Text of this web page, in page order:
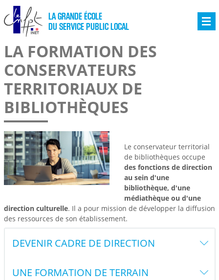
LA GRANDE ÉCOLE
DU SERVICE PUBLIC LOCAL
LA FORMATION DES
CONSERVATEURS
TERRITORIAUX DE
BIBLIOTHÈQUES
Le conservateur territorial
de bibliothèques occupe
des fonctions de direction
au sein d'une
bibliothèque, d'une
médiathèque ou d'une
direction culturelle. Il a pour mission de développer la diffusion
des ressources de son établissement.
DEVENIR CADRE DE DIRECTION
UNE FORMATION DE TERRAIN